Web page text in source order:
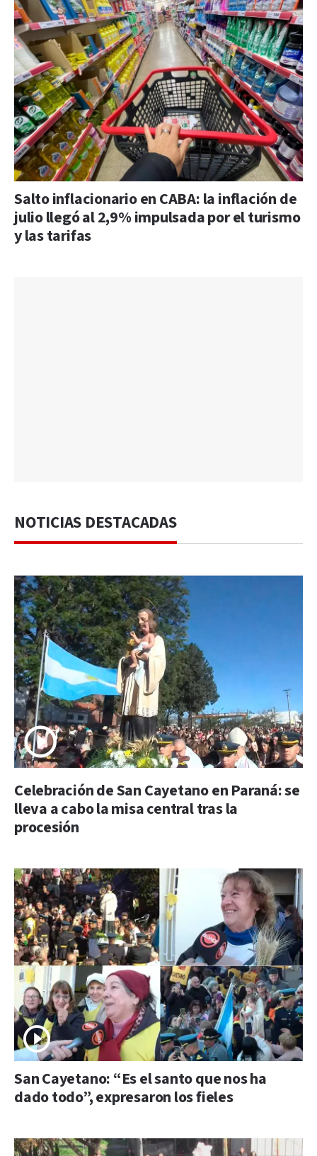
Salto inflacionario en CABA: la inflación de
julio llegó al 2,9% impulsada por el turismo
y las tarifas
NOTICIAS DESTACADAS
Celebración de San Cayetano en Paraná: se
lleva a cabo la misa central tras la
procesión
San Cayetano: “Es el santo que nos ha
dado todo”, expresaron los fieles